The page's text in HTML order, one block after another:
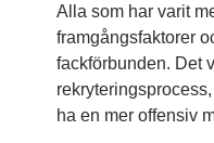
Alla som har varit
framgångsfaktorer
fackförbunden. Det
ha en mer offensiv